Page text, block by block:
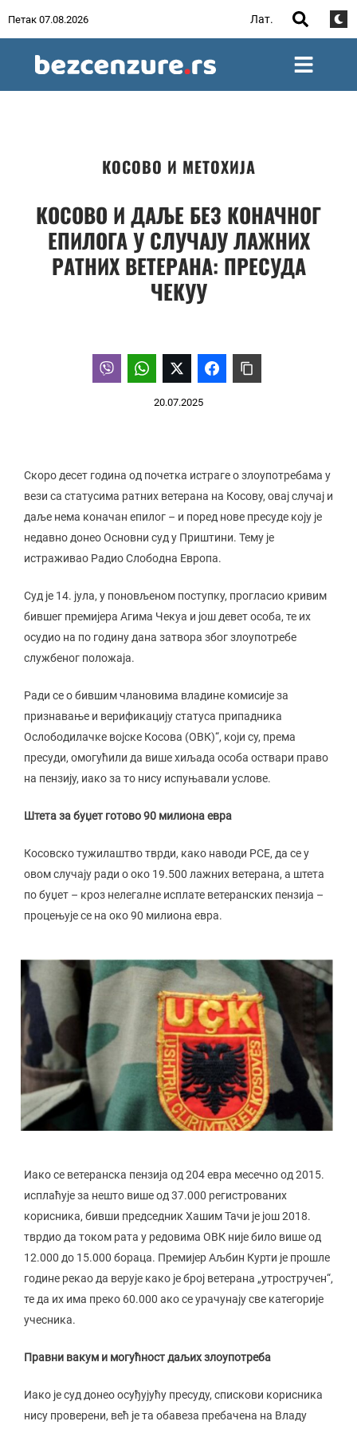
Петак 07.08.2026 Лат.
КОСОВО И МЕТОХИЈА
КОСОВО И ДАЉЕ БЕЗ КОНАЧНОГ
ЕПИЛОГА У СЛУЧАЈУ ЛАЖНИХ
РАТНИХ ВЕТЕРАНА: ПРЕСУДА
ЧЕКУУ
20.07.2025
Скоро десет година од почетка истраге о злоупотребама у
вези са статусима ратних ветерана на Косову, овај случај и
даље нема коначан епилог – и поред нове пресуде коју је
недавно донео Основни суд у Приштини. Тему је
истраживао Радио Слободна Европа.
Суд је 14. јула, у поновљеном поступку, прогласио кривим
бившег премијера Агима Чекуа и још девет особа, те их
осудио на по годину дана затвора због злоупотребе
службеног положаја.
Ради се о бившим члановима владине комисије за
признавање и верификацију статуса припадника
Ослободилачке војске Косова (ОВК)“, који су, према
пресуди, омогућили да више хиљада особа оствари право
на пензију, иако за то нису испуњавали услове.
Штета за буџет готово 90 милиона евра
Косовско тужилаштво тврди, како наводи РСЕ, да се у
овом случају ради о око 19.500 лажних ветерана, а штета
по буџет – кроз нелегалне исплате ветеранских пензија –
процењује се на око 90 милиона евра.
Иако се ветеранска пензија од 204 евра месечно од 2015.
исплаћује за нешто више од 37.000 регистрованих
корисника, бивши председник Хашим Тачи је још 2018.
тврдио да током рата у редовима ОВК није било више од
12.000 до 15.000 бораца. Премијер Аљбин Курти је прошле
године рекао да верује како је број ветерана „утростручен“,
те да их има преко 60.000 ако се урачунају све категорије
учесника.
Правни вакум и могућност даљих злоупотреба
Иако је суд донео осуђујућу пресуду, спискови корисника
нису проверени, већ је та обавеза пребачена на Владу